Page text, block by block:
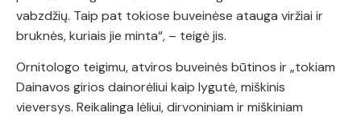
vabzdžių. Taip pat tokiose buveinėse atauga viržiai ir
bruknės, kuriais jie minta“, – teigė jis.
Ornitologo teigimu, atviros buveinės būtinos ir „tokiam
Dainavos girios dainorėliui kaip lygutė, miškinis
vieversys. Reikalinga lėliui, dirvoniniam ir miškiniam